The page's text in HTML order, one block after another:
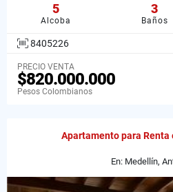
5
Alcoba
3
Baños
8405226
PRECIO VENTA
$820.000.000
Pesos Colombianos
Apartamento para Renta
En: Medellín,